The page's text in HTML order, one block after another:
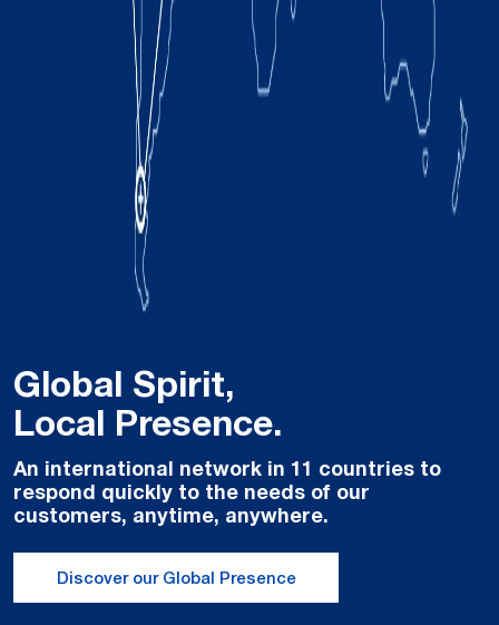
Global Spirit,
Local Presence.
An international network in 11 countries to
respond quickly to the needs of our
customers, anytime, anywhere.
Discover our Global Presence